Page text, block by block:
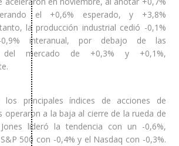
el +0,6% esperado, y +3,8%
la producción industrial cedió -0,1%
interanual, por debajo de las
del mercado de +0,3% y +0,1%,
principales índices de acciones de
operaron a la baja al cierre de la rueda de
lideró la tendencia con un -0,6%,
500 con -0,4% y el Nasdaq con -0,3%.